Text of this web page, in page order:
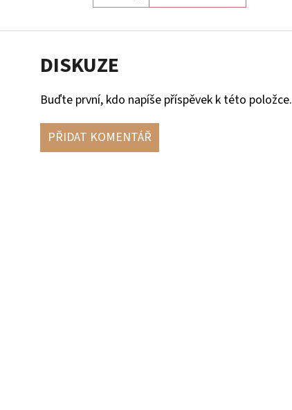
DISKUZE
Buďte první, kdo napíše příspěvek k této položce.
PŘIDAT KOMENTÁŘ